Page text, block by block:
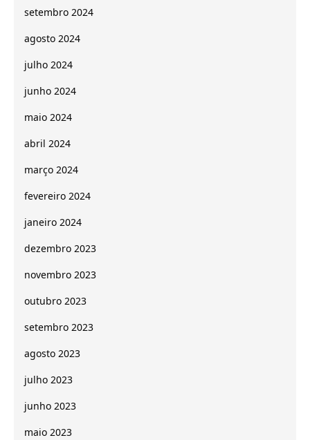
setembro 2024
agosto 2024
julho 2024
junho 2024
maio 2024
abril 2024
março 2024
fevereiro 2024
janeiro 2024
dezembro 2023
novembro 2023
outubro 2023
setembro 2023
agosto 2023
julho 2023
junho 2023
maio 2023